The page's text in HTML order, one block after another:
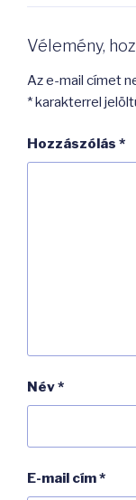
Vélemény,
Az e-mail címet
*karakterrel
Hozzászólás *
Név*
E-mail cím*